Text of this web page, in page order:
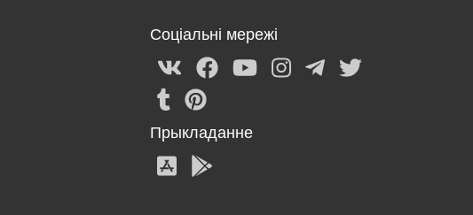
Соціальні мережі
Прыкладанне